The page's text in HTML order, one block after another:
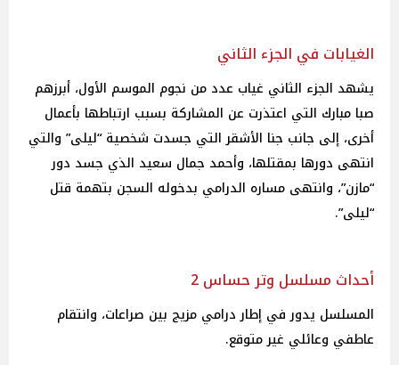
الغيابات في الجزء الثاني
يشهد الجزء الثاني غياب عدد من نجوم الموسم الأول، أبرزهم
صبا مبارك التي اعتذرت عن المشاركة بسبب ارتباطها بأعمال
أخرى، إلى جانب جنا الأشقر التي جسدت شخصية “ليلى” والتي
انتهى دورها بمقتلها، وأحمد جمال سعيد الذي جسد دور
“مازن”، وانتهى مساره الدرامي بدخوله السجن بتهمة قتل
“ليلى”.
أحداث مسلسل وتر حساس 2
المسلسل يدور في إطار درامي مزيج بين صراعات، وانتقام
عاطفي وعائلي غير متوقع.